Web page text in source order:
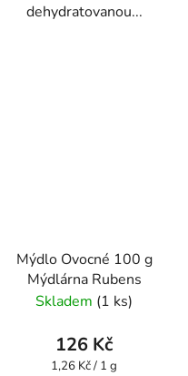
dehydratovanou...
Mýdlo Ovocné 100 g
Mýdlárna Rubens
Skladem (1 ks)
126 Kč
Měrná
1,26 Kč / 1 g